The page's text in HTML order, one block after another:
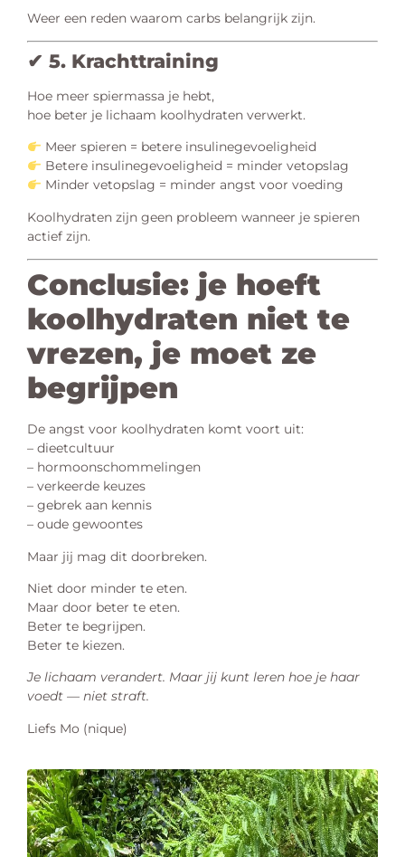
Weer een reden waarom carbs belangrijk zijn.
✔ 5. Krachttraining
Hoe meer spiermassa je hebt,
hoe beter je lichaam koolhydraten verwerkt.
Meer spieren = betere insulinegevoeligheid
Betere insulinegevoeligheid = minder vetopslag
Minder vetopslag = minder angst voor voeding
Koolhydraten zijn geen probleem wanneer je spieren
actief zijn.
Conclusie: je hoeft
koolhydraten niet te
vrezen, je moet ze
begrijpen
De angst voor koolhydraten komt voort uit:
– dieetcultuur
– hormoonschommelingen
– verkeerde keuzes
– gebrek aan kennis
– oude gewoontes
Maar jij mag dit doorbreken.
Niet door minder te eten.
Maar door beter te eten.
Beter te begrijpen.
Beter te kiezen.
Je lichaam verandert. Maar jij kunt leren hoe je haar
voedt — niet straft.
Liefs Mo (nique)